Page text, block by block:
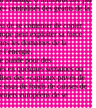
centralisés des géants de la
de se contenter de copier
peut exploiter sa force
les domaines de la
l’énergie.
plaide pour des
en quelques semaines ou
des «capitaux privés de
de fonds de caisses de
européens de se